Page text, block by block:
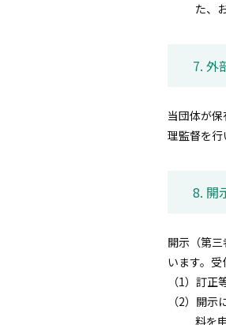
た、
7. 外
当団体が
理監督を行
8. 開
開示（第
います。受
（1）訂
（2）開
料を